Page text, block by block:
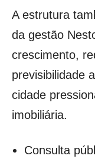
A estrutura
da gestão
crescimento,
previsibilidade
cidade
imobiliária.
Consulta